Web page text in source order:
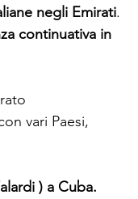
negli Emirati.
continuativa in
vari Paesi,
) a Cuba.